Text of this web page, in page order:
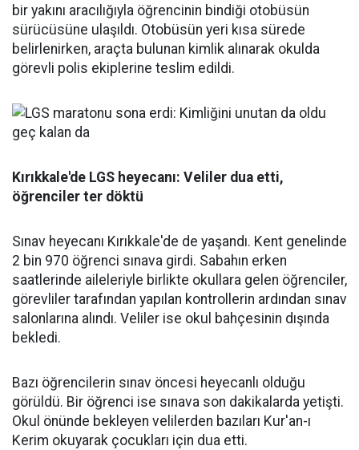
bir yakını aracılığıyla öğrencinin bindiği otobüsün
sürücüsüne ulaşıldı. Otobüsün yeri kısa sürede
belirlenirken, araçta bulunan kimlik alınarak okulda
görevli polis ekiplerine teslim edildi.
Kırıkkale'de LGS heyecanı: Veliler dua etti,
öğrenciler ter döktü
Sınav heyecanı Kırıkkale'de de yaşandı. Kent genelinde
2 bin 970 öğrenci sınava girdi. Sabahın erken
saatlerinde aileleriyle birlikte okullara gelen öğrenciler,
görevliler tarafından yapılan kontrollerin ardından sınav
salonlarına alındı. Veliler ise okul bahçesinin dışında
bekledi.
Bazı öğrencilerin sınav öncesi heyecanlı olduğu
görüldü. Bir öğrenci ise sınava son dakikalarda yetişti.
Okul önünde bekleyen velilerden bazıları Kur'an-ı
Kerim okuyarak çocukları için dua etti.